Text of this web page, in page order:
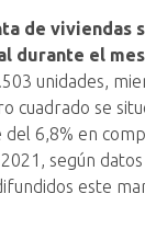
de viviendas
durante el
unidades,
cuadrado se
6,8% en
según
este